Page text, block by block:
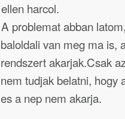
ellen harcol.
A problemat abban
baloldali van meg ma is,
rendszert akarjak.Csak
nem tudjak belatni, hogy
es a nep nem akarja.